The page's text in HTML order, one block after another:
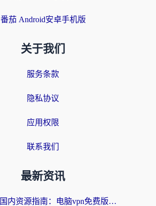
番茄 Android安卓手机版
关于我们
服务条款
隐私协议
应用权限
联系我们
最新资讯
海外党刷国内资源指南：电脑vpn免费版真的能用吗？选对加速器才是关键